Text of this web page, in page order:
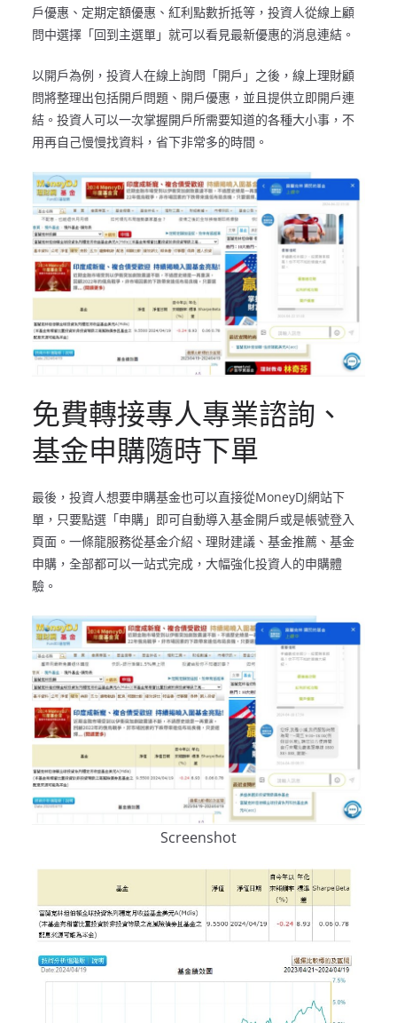
戶優惠、定期定額優惠、紅利點數折抵等，投資人從線上顧
問中選擇「回到主選單」就可以看見最新優惠的消息連結。
以開戶為例，投資人在線上詢問「開戶」之後，線上理財顧
問將整理出包括開戶問題、開戶優惠，並且提供立即開戶連
結。投資人可以一次掌握開戶所需要知道的各種大小事，不
用再自己慢慢找資料，省下非常多的時間。
免費轉接專人專業諮詢、
基金申購隨時下單
最後，投資人想要申購基金也可以直接從MoneyDJ網站下
單，只要點選「申購」即可自動導入基金開戶或是帳號登入
頁面。一條龍服務從基金介紹、理財建議、基金推薦、基金
申購，全部都可以一站式完成，大幅強化投資人的申購體
驗。
Screenshot